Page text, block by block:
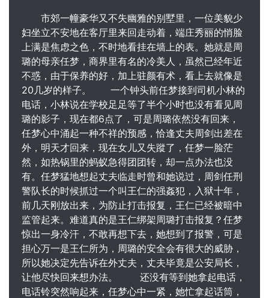
市郊一幢豪华又不失幽雅的别墅里，一位美貌少
妇坐立不安地在客厅里来回走动着，端庄秀丽的悄脸
上满是焦虑之色，不时地看挂在墙上的表。她就是周
璐的母亲任梦，商界里有名的冷美人，虽然已经年近
不惑，由于保养的好，加上驻颜有术，看上去就像是
20几岁的样子。 一个钟头前任梦接到司机小林的
电话，小林说在学校足足等了半个小时也没有看见周
璐的影子，现在都6点了，可是周璐依然没有回来，
任梦心中涌起一种不祥的预感，恰逢丈夫周剑出差在
外，明天才回来，现在女儿又失蹤了，任梦一脸茫
然，如热锅里的蚂蚁急得团团转，却一点办法也没
有。任梦猛地想起丈夫临走时曾和她说过，周剑任刑
警队长的时候抓过一个叫王仁的强姦犯，入狱十年，
前几天刚放出来，为防止打击报复，王仁已经被暗中
监管起来。难道真的是王仁绑架周璐打击报复？任梦
惊出一身冷汗，不敢再想下去，她想到了报警，可是
担心万一是王仁所为，周璐的安全会有很大的威胁，
所以她决定先告诉在外丈夫，丈夫毕竟是公安局长，
让他尽快回来想办法。 还没有等到她拿起电话，
电话铃突然响起来，任梦心中一紧，她忙拿起话筒，